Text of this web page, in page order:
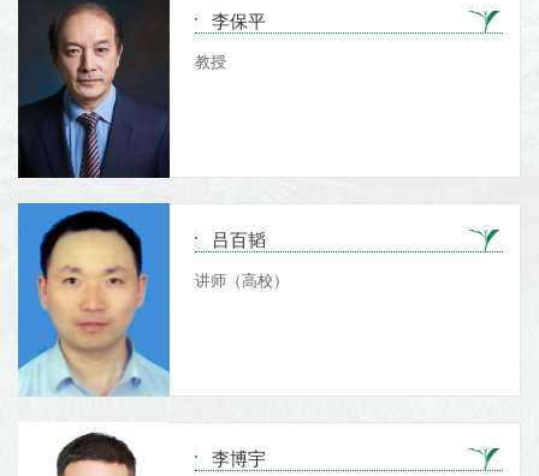
李保平
教授
吕百韬
讲师（高校）
李博宇